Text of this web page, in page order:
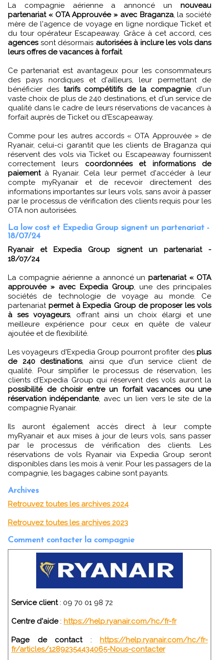
La compagnie aérienne a annoncé un nouveau
partenariat « OTA Approuvée » avec Braganza, la société
mère de l'agence de voyage en ligne nordique Ticket et
du tour opérateur Escapeaway. Grâce à cet accord, ces
agences sont désormais autorisées à inclure les vols dans
leurs offres de vacances à forfait.
Ce partenariat est avantageux pour les consommateurs
des pays nordiques et d'ailleurs, leur permettant de
bénéficier des tarifs compétitifs de la compagnie, d'un
vaste choix de plus de 240 destinations, et d'un service de
qualité dans le cadre de leurs réservations de vacances à
forfait auprès de Ticket ou d'Escapeaway.
Comme pour les autres accords « OTA Approuvée » de
Ryanair, celui-ci garantit que les clients de Braganza qui
réservent des vols via Ticket ou Escapeaway fournissent
correctement leurs coordonnées et informations de
paiementà Ryanair. Cela leur permet d'accéder à leur
compte myRyanair et de recevoir directement des
informations importantes sur leurs vols, sans avoir à passer
par le processus de vérification des clients requis pour les
OTA non autorisées.
La low cost et Expedia Group signent un partenariat -
18/07/24
Ryanair et Expedia Group signent un partenariat -
18/07/24
La compagnie aérienne a annoncé unpartenariat « OTA
approuvée » avec Expedia Group, une des principales
sociétés de technologie de voyage au monde. Ce
partenariatpermet à Expedia Group de proposer les vols
à ses voyageurs, offrant ainsi un choix élargi et une
meilleure expérience pour ceux en quête de valeur
ajoutée et de flexibilité.
Les voyageurs d'Expedia Group pourront profiter des plus
de 240 destinations, ainsi que d'un service client de
qualité. Pour simplifier le processus de réservation, les
clients d'Expedia Group qui réservent des vols auront la
possibilité de choisir entre un forfait vacances ou une
réservation indépendante, avec un lien vers le site de la
compagnie Ryanair.
Ils auront également accès direct à leur compte
myRyanair et aux mises à jour de leurs vols, sans passer
par le processus de vérification des clients. Les
réservations de vols Ryanair via Expedia Group seront
disponibles dans les mois à venir. Pour les passagers de la
compagnie, les bagages cabine sont payants.
Archives
Retrouvez toutes les archives 2024
Retrouvez toutes les archives 2023
Comment contacter la compagnie
Service client: 09 70 01 98 72
Centre d'aide: https://help.ryanair.com/hc/fr-fr
Page de contact: https://help.ryanair.com/hc/fr-
fr/articles/12892354434065-Nous-contacter